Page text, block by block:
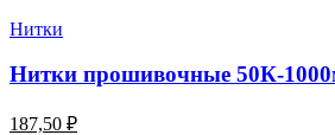
Нитки
Нитки прошивочные 50К-
187,50 ₽